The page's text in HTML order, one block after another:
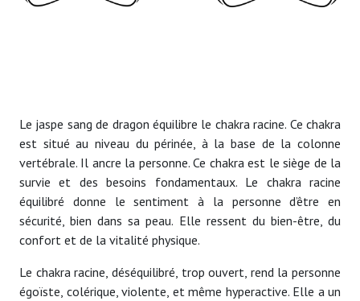
Le jaspe sang de dragon équilibre le chakra racine. Ce chakra
est situé au niveau du périnée, à la base de la colonne
vertébrale. Il ancre la personne. Ce chakra est le siège de la
survie et des besoins fondamentaux. Le chakra racine
équilibré donne le sentiment à la personne d’être en
sécurité, bien dans sa peau. Elle ressent du bien-être, du
confort et de la vitalité physique.
Le chakra racine, déséquilibré, trop ouvert, rend la personne
égoïste, colérique, violente, et même hyperactive. Elle a un